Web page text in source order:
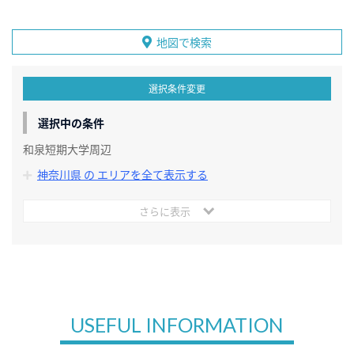
地図で検索
選択条件変更
選択中の条件
和泉短期大学周辺
神奈川県 の エリアを全て表示する
さらに表示
USEFUL INFORMATION